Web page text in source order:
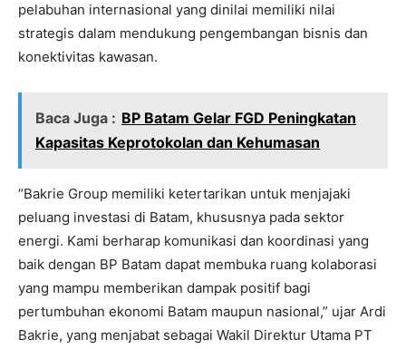
pelabuhan internasional yang dinilai memiliki nilai
strategis dalam mendukung pengembangan bisnis dan
konektivitas kawasan.
Baca Juga : BP Batam Gelar FGD Peningkatan
Kapasitas Keprotokolan dan Kehumasan
“Bakrie Group memiliki ketertarikan untuk menjajaki
peluang investasi di Batam, khususnya pada sektor
energi. Kami berharap komunikasi dan koordinasi yang
baik dengan BP Batam dapat membuka ruang kolaborasi
yang mampu memberikan dampak positif bagi
pertumbuhan ekonomi Batam maupun nasional,” ujar Ardi
Bakrie, yang menjabat sebagai Wakil Direktur Utama PT